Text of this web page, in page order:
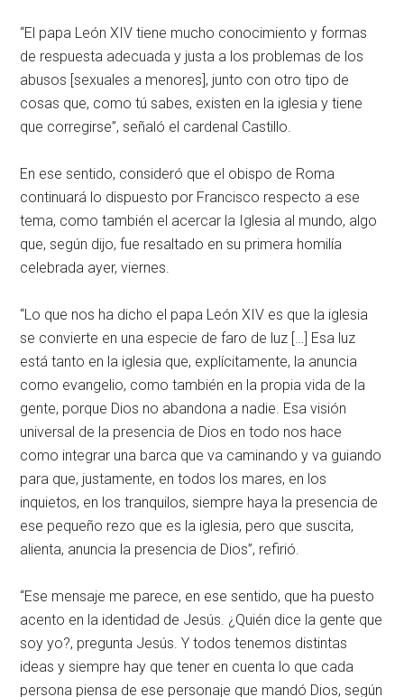
“El papa León XIV tiene mucho conocimiento y formas
de respuesta adecuada y justa a los problemas de los
abusos [sexuales a menores], junto con otro tipo de
cosas que, como tú sabes, existen en la iglesia y tiene
que corregirse”, señaló el cardenal Castillo.
En ese sentido, consideró que el obispo de Roma
continuará lo dispuesto por Francisco respecto a ese
tema, como también el acercar la Iglesia al mundo, algo
que, según dijo, fue resaltado en su primera homilía
celebrada ayer, viernes.
“Lo que nos ha dicho el papa León XIV es que la iglesia
se convierte en una especie de faro de luz […] Esa luz
está tanto en la iglesia que, explícitamente, la anuncia
como evangelio, como también en la propia vida de la
gente, porque Dios no abandona a nadie. Esa visión
universal de la presencia de Dios en todo nos hace
como integrar una barca que va caminando y va guiando
para que, justamente, en todos los mares, en los
inquietos, en los tranquilos, siempre haya la presencia de
ese pequeño rezo que es la iglesia, pero que suscita,
alienta, anuncia la presencia de Dios”, refirió.
“Ese mensaje me parece, en ese sentido, que ha puesto
acento en la identidad de Jesús. ¿Quién dice la gente que
soy yo?, pregunta Jesús. Y todos tenemos distintas
ideas y siempre hay que tener en cuenta lo que cada
persona piensa de ese personaje que mandó Dios, según